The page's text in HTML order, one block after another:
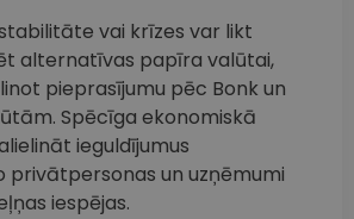
vai krīzes var likt
alternatīvas papīra valūtai,
pieprasījumu pēc Bonk un
Spēcīga ekonomiskā
ieguldījumus
privātpersonas un uzņēmumi
iespējas.